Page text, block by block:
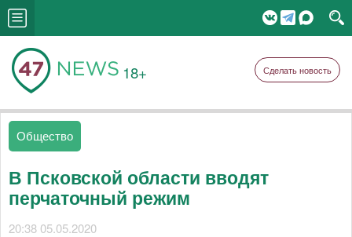
18+ Сделать новость
Общество
В Псковской области вводят
перчаточный режим
20:38 05.05.2020